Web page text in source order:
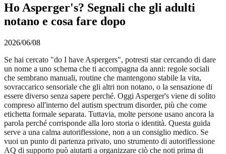
Ho Asperger's? Segnali che gli adulti
notano e cosa fare dopo
2026/06/08
Se hai cercato "do I have Aspergers", potresti star cercando di dare
un nome a uno schema che ti accompagna da anni: regole sociali
che sembrano manuali, routine che mantengono stabile la vita,
sovraccarico sensoriale che gli altri non notano, o la sensazione di
essere diverso senza sapere perché. Oggi Asperger's viene di solito
compreso all'interno del autism spectrum disorder, più che come
etichetta formale separata. Tuttavia, molte persone usano ancora la
parola perché corrisponde alla loro storia o identità. Questa guida
serve a una calma autoriflessione, non a un consiglio medico. Se
vuoi un punto di partenza privato, uno strumento di autoriflessione
AQ di supporto può aiutarti a organizzare ciò che noti prima di